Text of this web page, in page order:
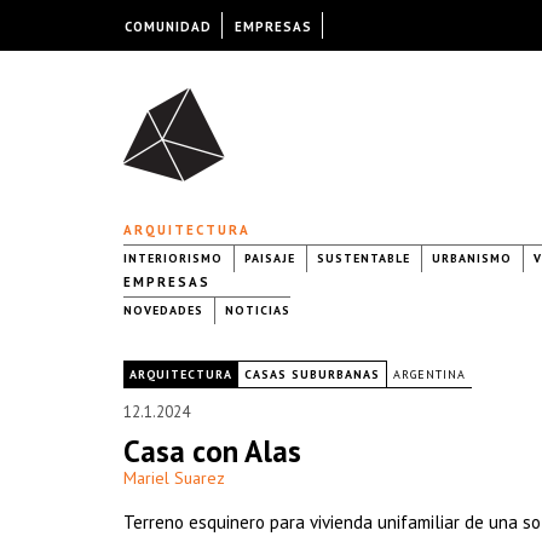
ARQUITECTURA
INTERIORISMO PAISAJE SUSTENTABLE URBANISMO
EMPRESAS
NOVEDADES NOTICIAS
ARQUITECTURA CASAS SUBURBANAS ARGENTINA
12.1.2024
Casa con Alas
Mariel Suarez
Terreno esquinero para vivienda unifamiliar de una
COMUNIDAD EMPRESAS